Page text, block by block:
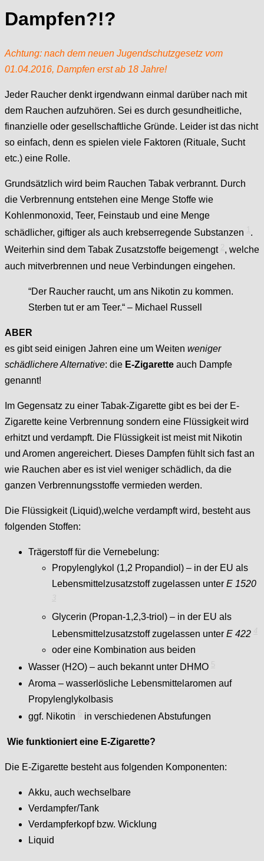
Dampfen?!?
Achtung: nach dem neuen Jugendschutzgesetz vom
01.04.2016, Dampfen erst ab 18 Jahre!
Jeder Raucher denkt irgendwann einmal darüber nach mit
dem Rauchen aufzuhören. Sei es durch gesundheitliche,
finanzielle oder gesellschaftliche Gründe. Leider ist das nicht
so einfach, denn es spielen viele Faktoren (Rituale, Sucht
etc.) eine Rolle.
Grundsätzlich wird beim Rauchen Tabak verbrannt. Durch
die Verbrennung entstehen eine Menge Stoffe wie
Kohlenmonoxid, Teer, Feinstaub und eine Menge
schädlicher, giftiger als auch krebserregende Substanzen
.
Weiterhin sind dem Tabak Zusatzstoffe beigemengt
, welche
auch mitverbrennen und neue Verbindungen eingehen.
“Der Raucher raucht, um ans Nikotin zu kommen.
Sterben tut er am Teer.“ – Michael Russell
ABER
es gibt seid einigen Jahren eine um Weiten weniger
schädlichere Alternative: die E-Zigarette auch Dampfe
genannt!
Im Gegensatz zu einer Tabak-Zigarette gibt es bei der E-
Zigarette keine Verbrennung sondern eine Flüssigkeit wird
erhitzt und verdampft. Die Flüssigkeit ist meist mit Nikotin
und Aromen angereichert. Dieses Dampfen fühlt sich fast an
wie Rauchen aber es ist viel weniger schädlich, da die
ganzen Verbrennungsstoffe vermieden werden.
Die Flüssigkeit (Liquid),welche verdampft wird, besteht aus
folgenden Stoffen:
Trägerstoff für die Vernebelung:
Propylenglykol (1,2 Propandiol) – in der EU als
Lebensmittelzusatzstoff zugelassen unter E 1520
Glycerin (Propan-1,2,3-triol) – in der EU als
Lebensmittelzusatzstoff zugelassen unter E 422
oder eine Kombination aus beiden
Wasser (H2O) – auch bekannt unter DHMO
Aroma – wasserlösliche Lebensmittelaromen auf
Propylenglykolbasis
ggf. Nikotin
in verschiedenen Abstufungen
Wie funktioniert eine E-Zigarette?
Die E-Zigarette besteht aus folgenden Komponenten:
Akku, auch wechselbare
Verdampfer/Tank
Verdampferkopf bzw. Wicklung
Liquid